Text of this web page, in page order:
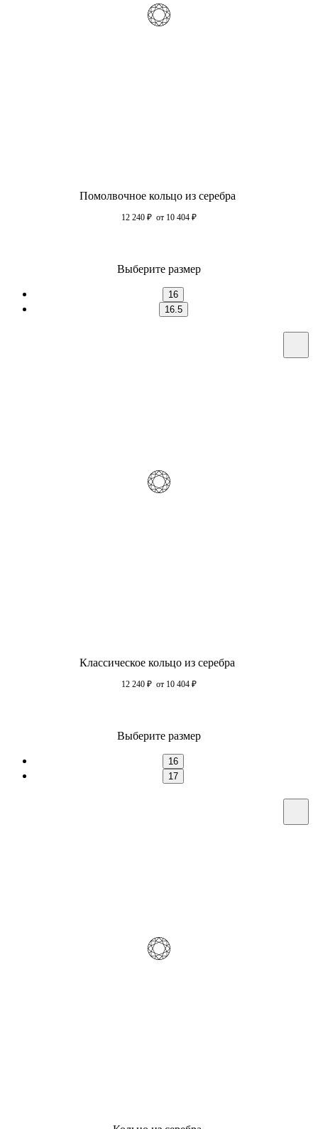
Помолвочное кольцо из серебра
12 240 ₽ от 10 404 ₽
Выберите размер
16
16.5
Классическое кольцо из серебра
12 240 ₽ от 10 404 ₽
Выберите размер
16
17